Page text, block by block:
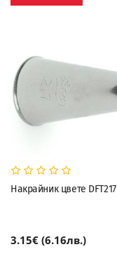
Накрайник цвете DFT217
3.15€ (6.16лв.)